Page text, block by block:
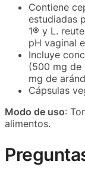
Contiene
estudiadas
1® y L.
pH vaginal
Incluye
(500 mg de
mg de
Cápsulas
Modo de uso:
alimentos.